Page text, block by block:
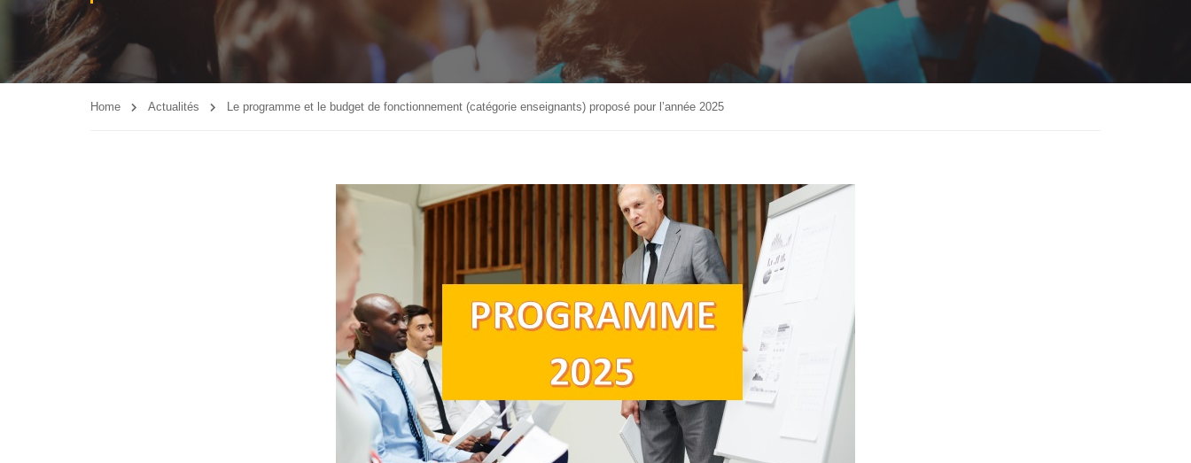
Home Actualités Le programme et le budget de fonctionnement (catégorie enseignants) proposé pour l’année 2025